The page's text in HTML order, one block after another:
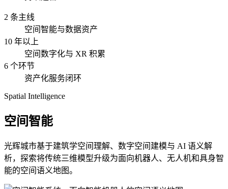
2 条主线
空间智能与数据资产
10 年以上
空间数字化与 XR 积累
6 个环节
资产化服务闭环
Spatial Intelligence
空间智能
光辉城市基于建筑学空间理解、数字空间建模与 AI 语义解
析，探索将传统三维模型升级为面向机器人、无人机和具身智
能的空间语义地图。